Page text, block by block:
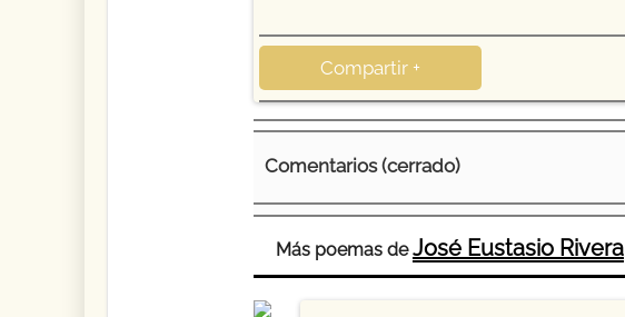
Compartir +
Comentarios (cerrado)
Más poemas deJosé Eustasio Rivera